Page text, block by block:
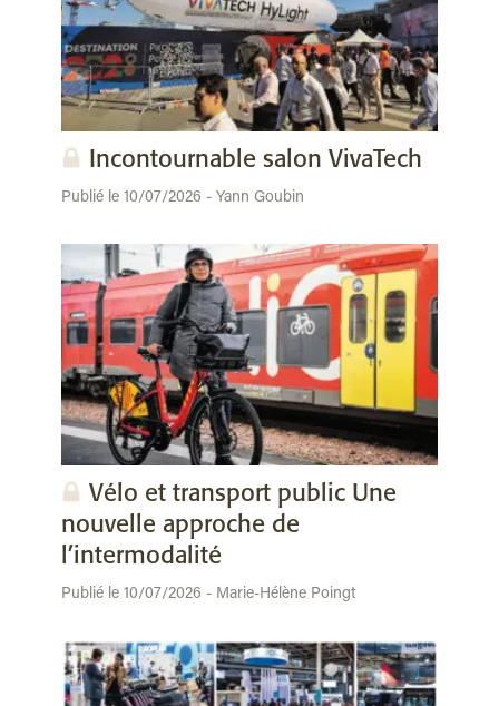
Incontournable salon VivaTech
Publié le 10/07/2026 - Yann Goubin
Vélo et transport public Une
nouvelle approche de
l’intermodalité
Publié le 10/07/2026 - Marie-Hélène Poingt